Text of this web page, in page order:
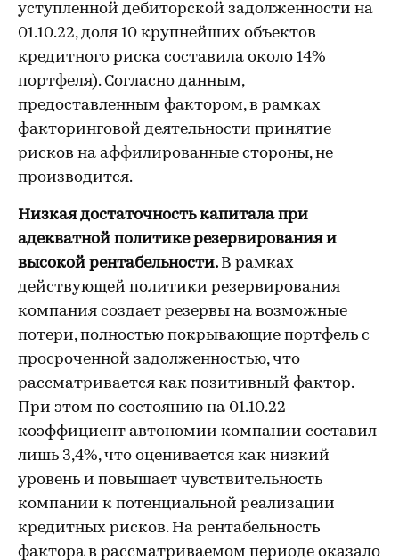
уступленной дебиторской задолженности на
01.10.22, доля 10 крупнейших объектов
кредитного риска составила около 14%
портфеля). Согласно данным,
предоставленным фактором, в рамках
факторинговой деятельности принятие
рисков на аффилированные стороны, не
производится.
Низкая достаточность капитала при
адекватной политике резервирования и
высокой рентабельности. В рамках
действующей политики резервирования
компания создает резервы на возможные
потери, полностью покрывающие портфель с
просроченной задолженностью, что
рассматривается как позитивный фактор.
При этом по состоянию на 01.10.22
коэффициент автономии компании составил
лишь 3,4%, что оценивается как низкий
уровень и повышает чувствительность
компании к потенциальной реализации
кредитных рисков. На рентабельность
фактора в рассматриваемом периоде оказало